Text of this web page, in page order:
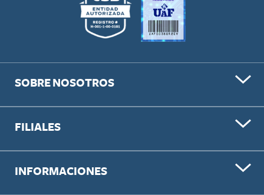
SOBRE NOSOTROS
FILIALES
INFORMACIONES